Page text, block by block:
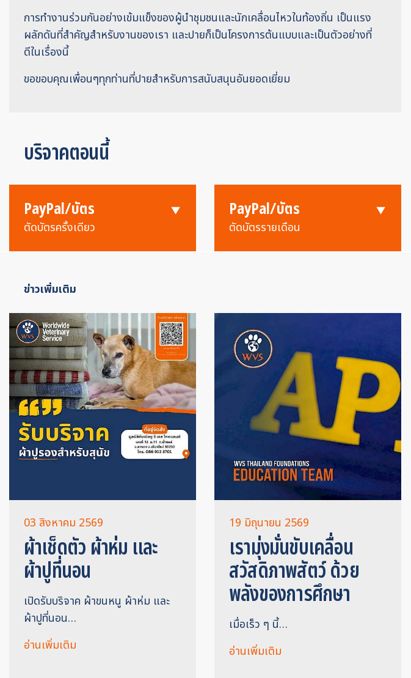
การทำงานร่วมกันอย่างเข้มแข็งของผู้นำชุมชนและนักเคลื่อนไหวในท้องถิ่น เป็นแรง
ผลักดันที่สำคัญสำหรับงานของเรา และปายก็เป็นโครงการต้นแบบและเป็นตัวอย่างที่
ดีในเรื่องนี้
ขอขอบคุณเพื่อนๆทุกท่านที่ปายสำหรับการสนับสนุนอันยอดเยี่ยม
บริจาคตอนนี้
PayPal/บัตร
ตัดบัตรครั้งเดียว
PayPal/บัตร
ตัดบัตรรายเดือน
ข่าวเพิ่มเติม
03 สิงหาคม 2569
ผ้าเช็ดตัว ผ้าห่ม และ
ผ้าปูที่นอน
เปิดรับบริจาค ผ้าขนหนู ผ้าห่ม และ
ผ้าปูที่นอน…
อ่านเพิ่มเติม
19 มิถุนายน 2569
เรามุ่งมั่นขับเคลื่อน
สวัสดิภาพสัตว์ ด้วย
พลังของการศึกษา
เมื่อเร็ว ๆ นี้…
อ่านเพิ่มเติม